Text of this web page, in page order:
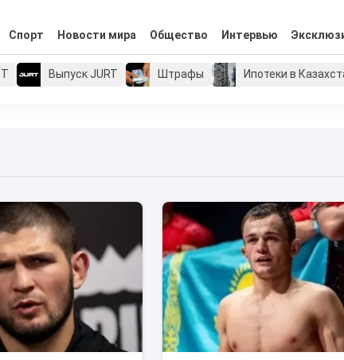
Спорт Новости мира Общество Интервью
Выпуск JURT Штрафы Ипотеки в